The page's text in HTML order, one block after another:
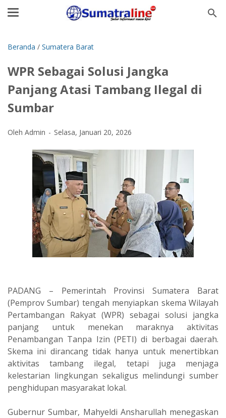
Beranda / Sumatera Barat
WPR Sebagai Solusi Jangka
Panjang Atasi Tambang Ilegal di
Sumbar
Oleh Admin Selasa, Januari 20, 2026
PADANG – Pemerintah Provinsi Sumatera Barat
(Pemprov Sumbar) tengah menyiapkan skema Wilayah
Pertambangan Rakyat (WPR) sebagai solusi jangka
panjang untuk menekan maraknya aktivitas
Penambangan Tanpa Izin (PETI) di berbagai daerah.
Skema ini dirancang tidak hanya untuk menertibkan
aktivitas tambang ilegal, tetapi juga menjaga
kelestarian lingkungan sekaligus melindungi sumber
penghidupan masyarakat lokal.
Gubernur Sumbar, Mahyeldi Ansharullah menegaskan